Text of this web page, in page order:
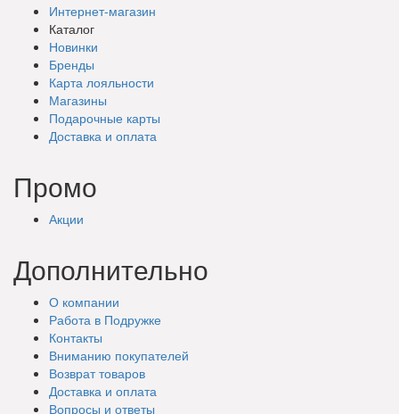
Интернет-магазин
Каталог
Новинки
Бренды
Карта лояльности
Магазины
Подарочные карты
Доставка и оплата
Промо
Акции
Дополнительно
О компании
Работа в Подружке
Контакты
Вниманию покупателей
Возврат товаров
Доставка и оплата
Вопросы и ответы